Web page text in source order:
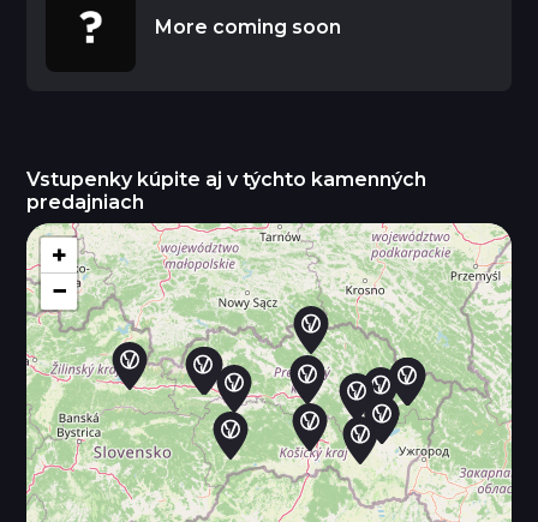
More coming soon
Vstupenky kúpite aj v týchto kamenných
predajniach
+
−